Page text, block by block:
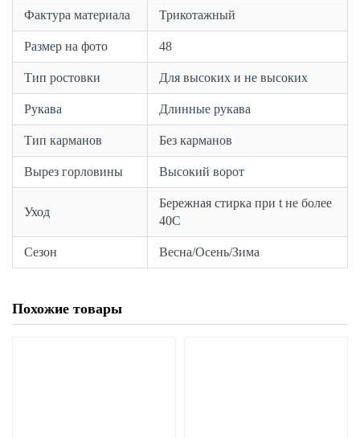
Фактура материала Трикотажный
Размер на фото 48
Тип ростовки Для высоких и не высоких
Рукава Длинные рукава
Тип карманов Без карманов
Вырез горловины Высокий ворот
Уход
Бережная стирка при t не более
40С
Сезон Весна/Осень/Зима
Похожие товары